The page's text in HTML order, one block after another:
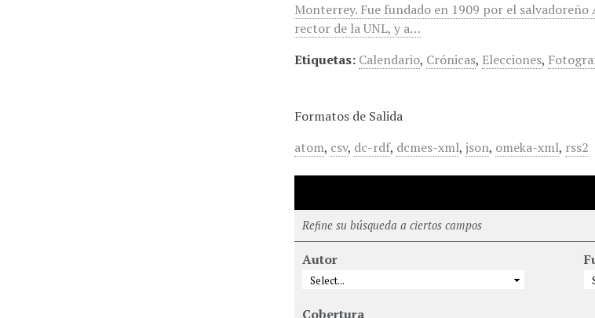
Monterrey. Fue fundado en 1909 por el
rector de la UNL, y a…
Etiquetas: Calendario, Crónicas, Elecciones,
Formatos de Salida
atom, csv, dc-rdf, dcmes-xml,json, omeka-xml, rss2
Refine su búsqueda a ciertos campos
Autor
Cobertura